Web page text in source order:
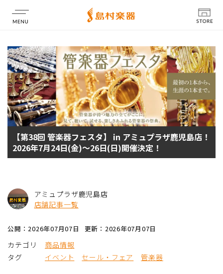
店舗情報
【第38回 管楽器フェスタ】 in アミュプラザ鹿児島店！
2026年7月24日(金)～26日(日)開催決定！
アミュプラザ鹿児島店
店舗記事一覧
公開：2026年07月07日 更新：2026年07月07日
カテゴリ
商品情報
タグ
イベント セール・フェア 管楽器